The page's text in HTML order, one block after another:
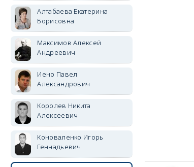
Алтабаева Екатерина
Борисовна
Максимов Алексей
Андреевич
Иено Павел
Александрович
Королев Никита
Алексеевич
Коноваленко Игорь
Геннадьевич